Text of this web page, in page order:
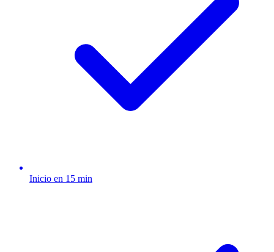
Inicio en 15 min